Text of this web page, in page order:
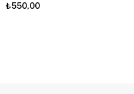
₺550,00